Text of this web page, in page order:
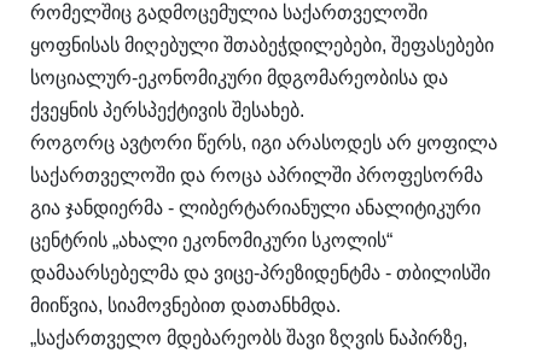
რომელშიც გადმოცემულია საქართველოში
ყოფნისას მიღებული შთაბეჭდილებები, შეფასებები
სოციალურ-ეკონომიკური მდგომარეობისა და
ქვეყნის პერსპექტივის შესახებ.
როგორც ავტორი წერს, იგი არასოდეს არ ყოფილა
საქართველოში და როცა აპრილში პროფესორმა
გია ჯანდიერმა - ლიბერტარიანული ანალიტიკური
ცენტრის „ახალი ეკონომიკური სკოლის“
დამაარსებელმა და ვიცე-პრეზიდენტმა - თბილისში
მიიწვია, სიამოვნებით დათანხმდა.
„საქართველო მდებარეობს შავი ზღვის ნაპირზე,